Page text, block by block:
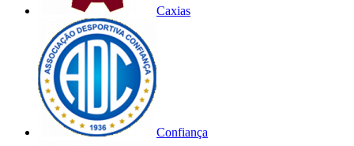
Caxias
Confiança